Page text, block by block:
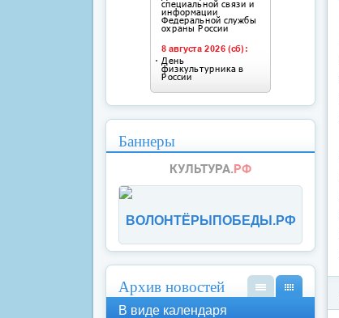
Баннеры
ВОЛОНТЁРЫПОБЕДЫ.РФ
Архив новостей
В виде календаря